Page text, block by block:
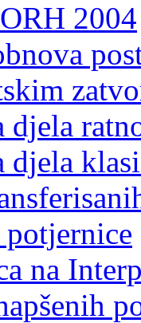
2004
djela
djela
na